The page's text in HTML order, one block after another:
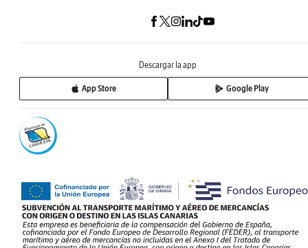
Descargar la app
App Store Google Play